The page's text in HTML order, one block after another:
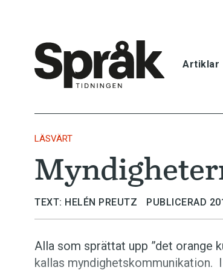
Artiklar
LÄSVÄRT
TEXT: HELÉN PREUTZ PUBLICERAD
Alla som sprättat upp ”det orange
kallas